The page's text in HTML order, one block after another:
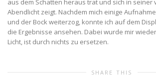
aus dem Schatten heraus trat und sich in seiner
Abendlicht zeigt. Nachdem mich einige
und der Bock weiterzog, konnte ich auf dem
die Ergebnisse ansehen. Dabei wurde mir
Licht, ist durch nichts zu ersetzen.
SHARE THIS